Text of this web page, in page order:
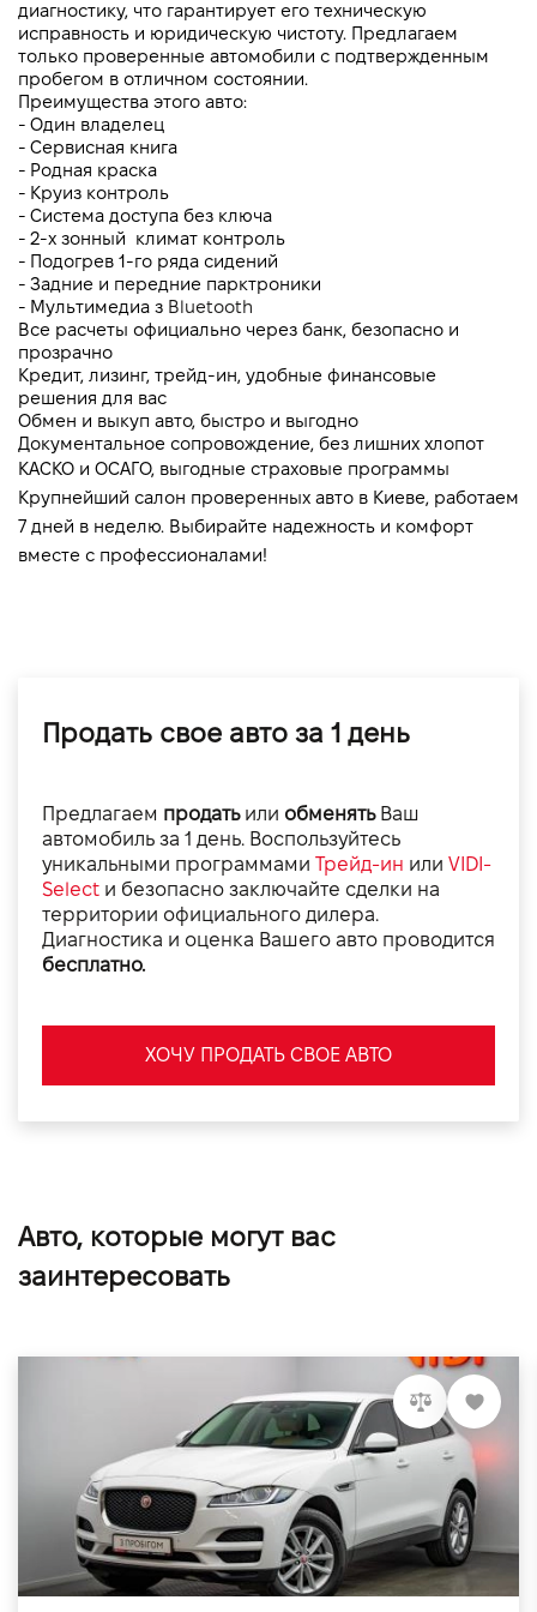
диагностику, что гарантирует его техническую
исправность и юридическую чистоту. Предлагаем
только проверенные автомобили с подтвержденным
пробегом в отличном состоянии.
Преимущества этого авто:
- Один владелец
- Сервисная книга
- Родная краска
- Круиз контроль
- Система доступа без ключа
- 2-х зонный  климат контроль
- Подогрев 1-го ряда сидений
- Задние и передние парктроники
- Мультимедиа з Bluetooth
Все расчеты официально через банк, безопасно и
прозрачно
Кредит, лизинг, трейд-ин, удобные финансовые
решения для вас
Обмен и выкуп авто, быстро и выгодно
Документальное сопровождение, без лишних хлопот
КАСКО и ОСАГО, выгодные страховые программы
Крупнейший салон проверенных авто в Киеве, работаем
7 дней в неделю. Выбирайте надежность и комфорт
вместе с профессионалами!
Продать свое авто за 1 день
Предлагаем продатьили обменятьВаш
автомобиль за 1 день. Воспользуйтесь
уникальными программами Трейд-ин или VIDI-
Select и безопасно заключайте сделки на
территории официального дилера.
Диагностика и оценка Вашего авто проводится
бесплатно.
ХОЧУ ПРОДАТЬ СВОЕ АВТО
Авто, которые могут вас
заинтересовать